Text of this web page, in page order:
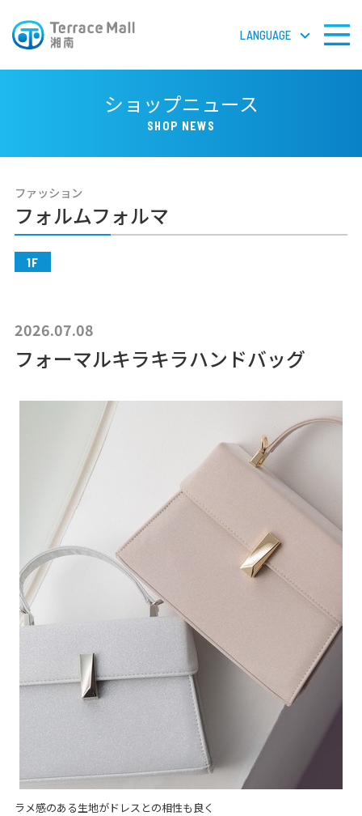
LANGUAGE
LANGUAGE
ショップガイド
イベント＆ニュース
アクセス・駐車場
スタッフ募集
イベントスペース
ご利用案内
辻堂商店街からの
ご利用規約
プライバシーポリシー
お問い合わせ
サイトマップ
ショップニュース
SHOP NEWS
ファッション
フォルムフォルマ
1F
2026.07.08
フォーマルキラキラハンドバッグ
ラメ感のある生地がドレスとの相性も良く